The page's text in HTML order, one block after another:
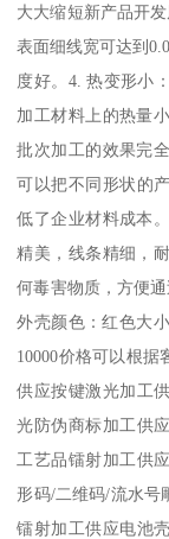
大大缩短新产品开
表面细线宽可达到
度好。4. 热变形小
加工材料上的热量
批次加工的效果完
可以把不同形状的
低了企业材料成本
精美，线条精细，
何毒害物质，方便
外壳颜色：红色大
10000价格可以根据
供应按键激光加工
光防伪商标加工供
工艺品镭射加工供
形码/二维码/流水号
镭射加工供应电池